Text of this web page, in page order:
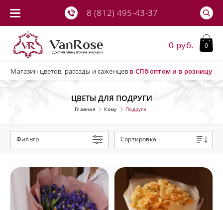
8 (812) 495-43-37
Магазин цветов, рассады и саженцев в СПбоптом и в розницу
0 руб. 0
ЦВЕТЫ ДЛЯ ПОДРУГИ
Главная Кому Подруге
Фильтр Сортировка